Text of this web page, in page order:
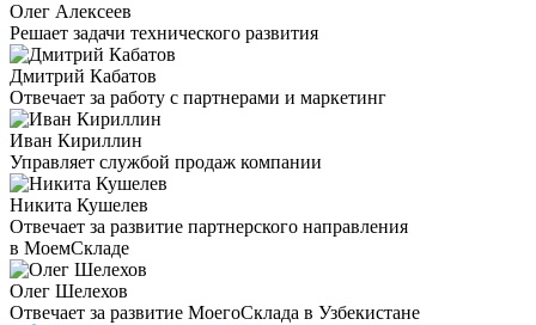
Олег Алексеев
Решает задачи технического развития
Дмитрий Кабатов
Отвечает за работу с партнерами и маркетинг
Иван Кириллин
Управляет службой продаж компании
Никита Кушелев
Отвечает за развитие партнерского направления
в МоемСкладе
Олег Шелехов
Отвечает за развитие МоегоСклада в Узбекистане